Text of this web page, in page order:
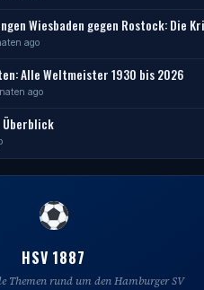
Wiesbaden gegen Rostock: Die
ago
Alle Weltmeister 1930 bis 2026
ago
Überblick
HSV 1887
Themen rund um den Hamburger SV